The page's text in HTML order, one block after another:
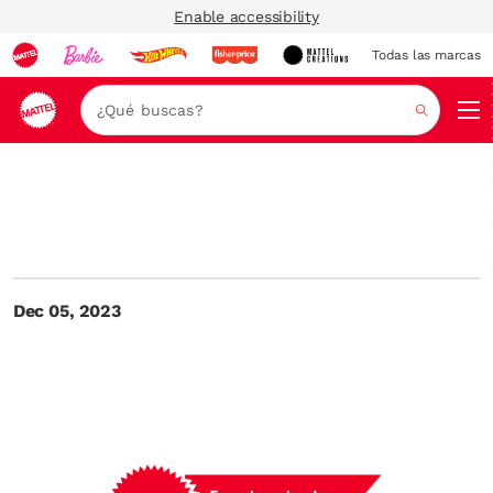
Enable accessibility
Todas las marcas
Buscar
Dec 05, 2023